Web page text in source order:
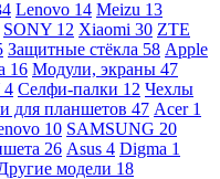
Lenovo 14 Meizu 13
SONY 12 Xiaomi 30 ZTE
Защитные стёкла 58 Apple
16 Модули, экраны 47
4 Селфи-палки 12 Чехлы
для планшетов 47 Acer 1
10 SAMSUNG 20
26 Asus 4 Digma 1
модели 18